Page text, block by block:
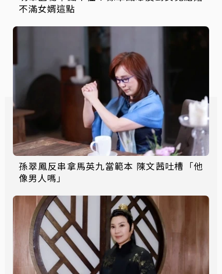
不滿女婿這點
孫翠鳳反串拿馬英九當範本 陳文茜吐槽「他
像男人嗎」